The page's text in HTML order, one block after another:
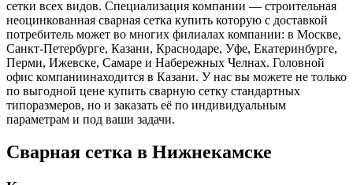
сетки всех видов. Специализация компании — строительная
неоцинкованная сварная сетка купить которую с доставкой
потребитель может во многих филиалах компании: в Москве,
Санкт-Петербурге, Казани, Краснодаре, Уфе, Екатеринбурге,
Перми, Ижевске, Самаре и Набережных Челнах. Головной
офис компаниинаходится в Казани. У нас вы можете не только
по выгодной цене купить сварную сетку стандартных
типоразмеров, но и заказать её по индивидуальным
параметрам и под ваши задачи.
Сварная сетка в Нижнекамске